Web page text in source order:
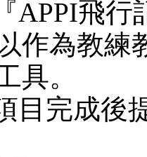
飛行
作為教練
具。
完成後